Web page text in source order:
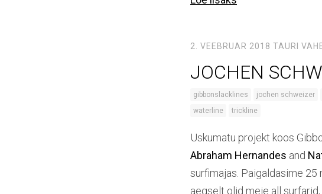
2. VEEBRUAR 2018 TAURI
JOCHEN
gibbonslacklines jochen schweizer
waterline
trickline
Uskumatu projekt koos
Abraham Hernandes and
surfimajas. Paigaldasime 25
aegselt olid meie all